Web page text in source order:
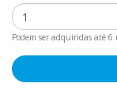
Podem ser adquiridas até 6